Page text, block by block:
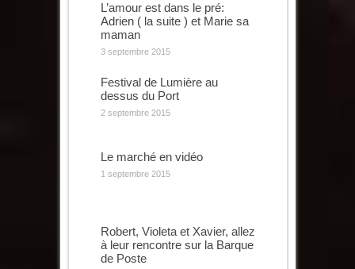
L’amour est dans le pré:
Adrien ( la suite ) et Marie sa
maman
3 septembre 2015
Festival de Lumière au
dessus du Port
2 septembre 2015
Le marché en vidéo
1 septembre 2015
Robert, Violeta et Xavier, allez
à leur rencontre sur la Barque
de Poste